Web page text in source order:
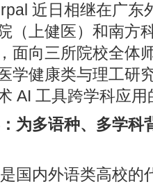
近日相继在广东
（上健医）和南方
面向三所院校全体
学健康类与理工研
AI 工具跨学科应
为多语种、多学科
国内外语类高校的